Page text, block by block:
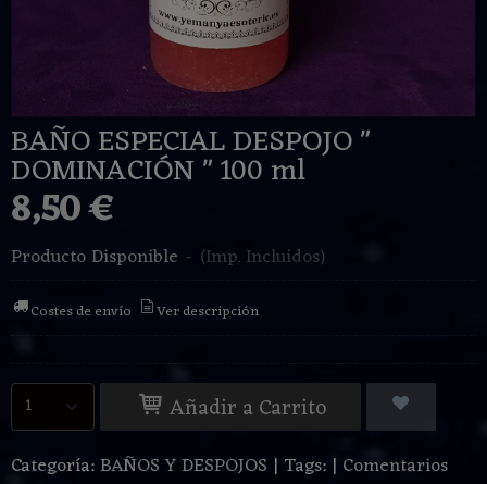
BAÑO ESPECIAL DESPOJO "
DOMINACIÓN " 100 ml
8,50 €
Producto Disponible - (Imp. Incluidos)
Costes de envío Ver descripción
Añadir a Carrito
Categoría:BAÑOS Y DESPOJOS | Tags: | Comentarios